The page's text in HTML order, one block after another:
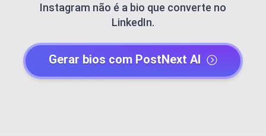
Instagram não é a bio que converte no
LinkedIn.
Gerar bios com PostNext AI